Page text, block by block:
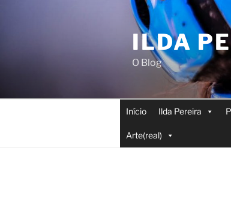
ILDA
O Blog
Início Ilda Pereira
Arte(real)